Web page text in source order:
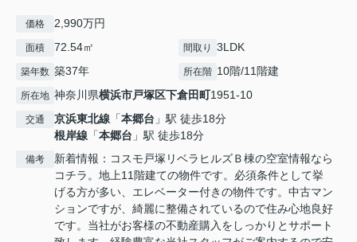
価格 2,990万円
面積 72.54㎡ 間取り 3LDK
築年数 築37年 所在階 10階/11階建
所在地 神奈川県横浜市戸塚区下倉田町1951-10
交通 京浜東北線 「本郷台 」駅 徒歩18分
根岸線 「本郷台 」駅 徒歩18分
備考
新着情報：コスモ戸塚リベラヒルズＢ棟の空室情報なら
コチラ。地上11階建ての物件です。必須条件として挙
げる方が多い、エレベーター付きの物件です。中古マン
ションですが、綺麗に整備されているので住み心地良好
です。当社がお客様の不動産購入をしっかりとサポート